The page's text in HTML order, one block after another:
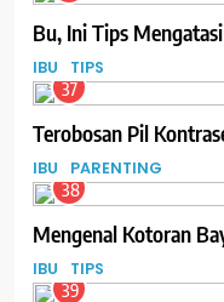
Bu, Ini Tips
IBU TIPS
37
Terobosan Pil
IBU PARENTING
38
Mengenal Kotoran
IBU TIPS
39